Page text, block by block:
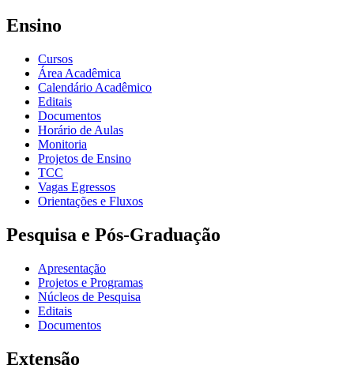
Ensino
Cursos
Área Acadêmica
Calendário Acadêmico
Editais
Documentos
Horário de Aulas
Monitoria
Projetos de Ensino
TCC
Vagas Egressos
Orientações e Fluxos
Pesquisa e Pós-Graduação
Apresentação
Projetos e Programas
Núcleos de Pesquisa
Editais
Documentos
Extensão